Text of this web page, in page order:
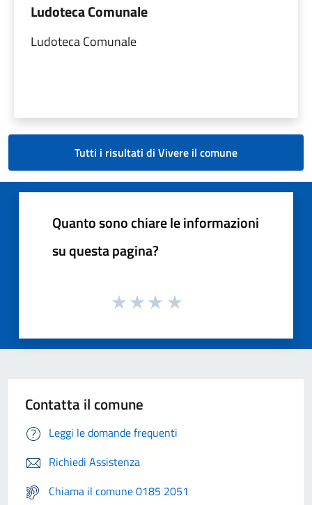
Ludoteca Comunale
Ludoteca Comunale
Tutti i risultati di Vivere il comune
Quanto sono chiare le informazioni
su questa pagina?
Contatta il comune
Leggi le domande frequenti
Richiedi Assistenza
Chiama il comune 0185 2051